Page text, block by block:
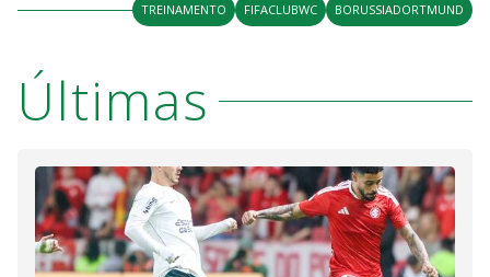
TREINAMENTO FIFACLUBWC BORUSSIADORTMUND
Últimas